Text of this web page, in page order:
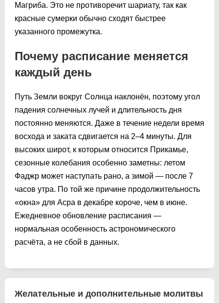
Магриба. Это не противоречит шариату, так как
красные сумерки обычно сходят быстрее
указанного промежутка.
Почему расписание меняется
каждый день
Путь Земли вокруг Солнца наклонён, поэтому угол
падения солнечных лучей и длительность дня
постоянно меняются. Даже в течение недели время
восхода и заката сдвигается на 2–4 минуты. Для
высоких широт, к которым относится Прикамье,
сезонные колебания особенно заметны: летом
Фаджр может наступать рано, а зимой — после 7
часов утра. По той же причине продолжительность
«окна» для Асра в декабре короче, чем в июне.
Ежедневное обновление расписания —
нормальная особенность астрономического
расчёта, а не сбой в данных.
Желательные и дополнительные молитвы